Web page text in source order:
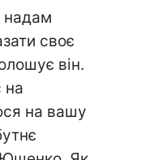
надам
своє
він.
на
на вашу